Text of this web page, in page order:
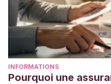
INFORMATIONS
Pourquoi une